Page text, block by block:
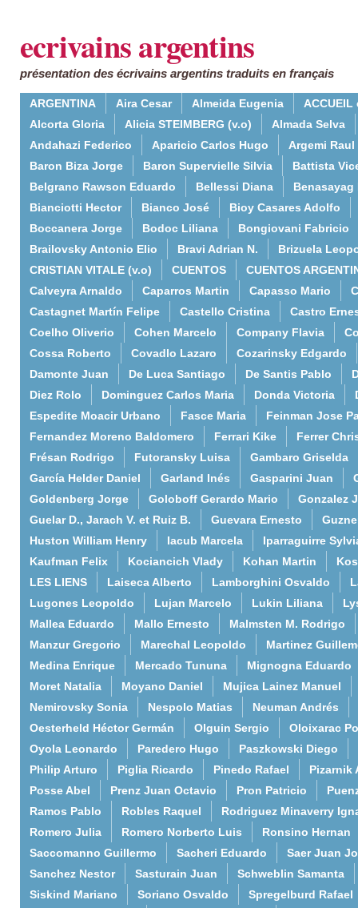
ecrivains argentins
présentation des écrivains argentins traduits en français
ARGENTINA Aira Cesar Almeida Eugenia
ACCUEIL
Alcorta Gloria
Alicia STEIMBERG (v.o)
Almada Selva
Andahazi Federico
Aparicio Carlos Hugo
Argemi Raul
Baron Biza Jorge
Baron Supervielle Silvia
Battista
Belgrano Rawson Eduardo
Bellessi Diana
Benasayag
Bianciotti Hector
Bianco José
Bioy Casares Adolfo
Boccanera Jorge
Bodoc Liliana
Bongiovani Fabricio
Brailovsky Antonio Elio
Bravi Adrian N.
Brizuela
CRISTIAN VITALE (v.o)
CUENTOS
CUENTOS
Calveyra Arnaldo
Caparros Martin Capasso Mario
Castagnet Martín Felipe
Castello Cristina
Castro
Coelho Oliverio
Cohen Marcelo Company Flavia
Cossa Roberto
Covadlo Lazaro
Cozarinsky Edgardo
Damonte Juan
De Luca Santiago De Santis Pablo
Diez Rolo
Dominguez Carlos Maria Donda Victoria
Espedite Moacir Urbano
Fasce Maria
Feinman Jose
Fernandez Moreno Baldomero
Ferrari Kike
Ferrer
Frésan Rodrigo
Futoransky Luisa
Gambaro Griselda
García Helder Daniel
Garland Inés Gasparini Juan
Goldenberg Jorge
Goloboff Gerardo Mario
Gonzalez
Guelar D., Jarach V. et Ruiz B.
Guevara Ernesto
Huston William Henry
Iacub Marcela
Iparraguirre
Kaufman Felix
Kociancich Vlady Kohan Martin
LES LIENS
Laiseca Alberto Lamborghini Osvaldo
Lugones Leopoldo
Lujan Marcelo Lukin Liliana
Mallea Eduardo
Mallo Ernesto
Malmsten M. Rodrigo
Manzur Gregorio
Marechal Leopoldo
Martinez
Medina Enrique
Mercado Tununa
Mignogna Eduardo
Moret Natalia
Moyano Daniel
Mujica Lainez Manuel
Nemirovsky Sonia
Nespolo Matias
Neuman Andrés
Oesterheld Héctor Germán
Olguin Sergio
Oloixarac
Oyola Leonardo
Paredero Hugo
Paszkowski Diego
Philip Arturo
Piglia Ricardo Pinedo Rafael
Pizarnik
Posse Abel
Prenz Juan Octavio Pron Patricio
Ramos Pablo
Robles Raquel
Rodriguez Minaverry
Romero Julia
Romero Norberto Luis
Ronsino Hernan
Saccomanno Guillermo
Sacheri Eduardo
Saer Juan
Sanchez Nestor
Sasturain Juan
Schweblin Samanta
Siskind Mariano
Soriano Osvaldo
Spregelburd Rafael